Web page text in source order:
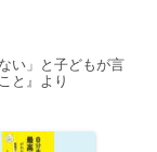
い」と子どもが言
と』より